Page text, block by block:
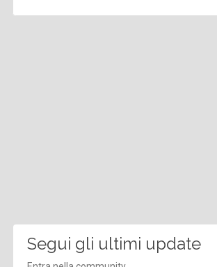
Segui gli ultimi update